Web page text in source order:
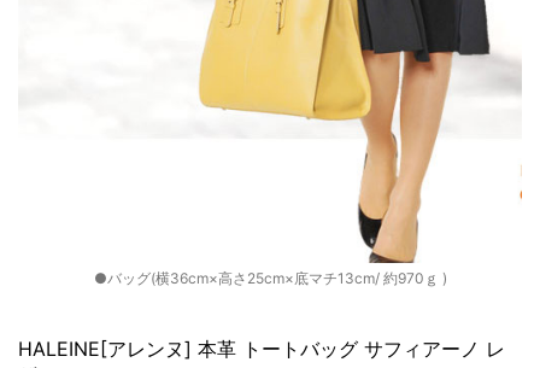
●バッグ(横36cm×高さ25cm×底マチ13cm/ 約970ｇ )
HALEINE[アレンヌ] 本革 トートバッグ サフィアーノ レ